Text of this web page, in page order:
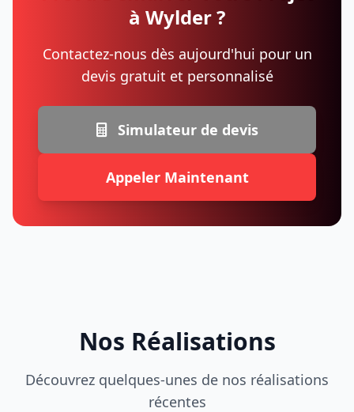
à Wylder ?
Contactez-nous dès aujourd'hui pour un
devis gratuit et personnalisé
Simulateur de devis
Appeler Maintenant
Nos Réalisations
Découvrez quelques-unes de nos réalisations
récentes